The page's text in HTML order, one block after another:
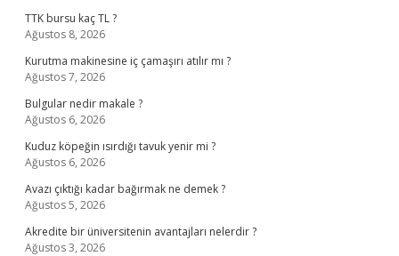
TTK bursu kaç TL ?
Ağustos 8, 2026
Kurutma makinesine iç çamaşırı atılır mı ?
Ağustos 7, 2026
Bulgular nedir makale ?
Ağustos 6, 2026
Kuduz köpeğin ısırdığı tavuk yenir mi ?
Ağustos 6, 2026
Avazı çıktığı kadar bağırmak ne demek ?
Ağustos 5, 2026
Akredite bir üniversitenin avantajları nelerdir ?
Ağustos 3, 2026